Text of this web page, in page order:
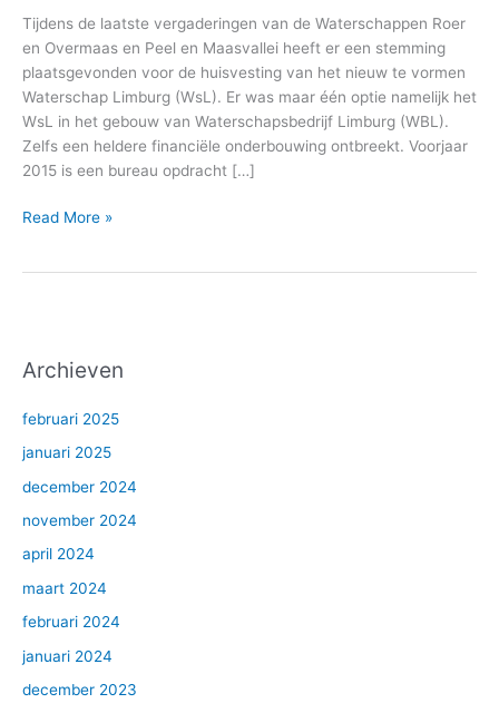
Tijdens de laatste vergaderingen van de Waterschappen Roer
en Overmaas en Peel en Maasvallei heeft er een stemming
plaatsgevonden voor de huisvesting van het nieuw te vormen
Waterschap Limburg (WsL). Er was maar één optie namelijk het
WsL in het gebouw van Waterschapsbedrijf Limburg (WBL).
Zelfs een heldere financiële onderbouwing ontbreekt. Voorjaar
2015 is een bureau opdracht […]
het
water.
Read More »
Archieven
februari 2025
januari 2025
december 2024
november 2024
april 2024
maart 2024
februari 2024
januari 2024
december 2023